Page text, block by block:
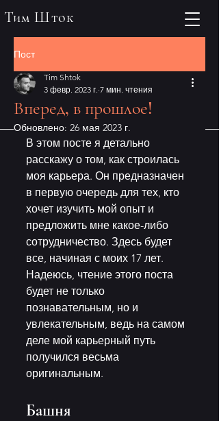
Тим Шток
Пост
Вперед, в прошлое!
Tim Shtok
3 февр. 2023 г. 7 мин. чтения
Обновлено: 26 мая 2023 г.
В этом посте я детально
расскажу о том, как строилась
моя карьера. Он предназначен
в первую очередь для тех, кто
хочет изучить мой опыт и
предложить мне какое-либо
сотрудничество. Здесь будет
все, начиная с моих 17 лет.
Надеюсь, чтение этого поста
будет не только
познавательным, но и
увлекательным, ведь на самом
деле мой карьерный путь
получился весьма
оригинальным.
Башня